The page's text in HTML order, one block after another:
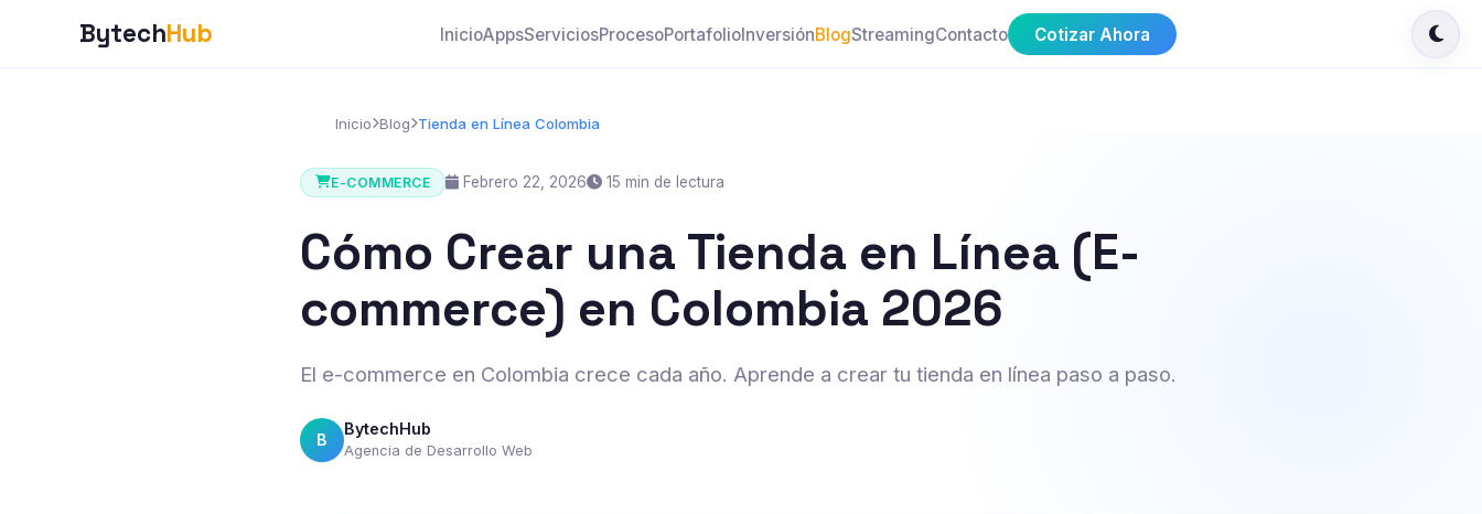
BytechHub InicioAppsServiciosProcesoPortafolioInversiónBlogStreamingContacto Cotizar Ahora
Inicio Blog Tienda en Línea Colombia
E-COMMERCE Febrero 22, 2026 15 min de lectura
Cómo Crear una Tienda en Línea (E-
commerce) en Colombia 2026
El e-commerce en Colombia crece cada año. Aprende a crear tu tienda en línea paso a paso.
B
BytechHub
Agencia de Desarrollo Web